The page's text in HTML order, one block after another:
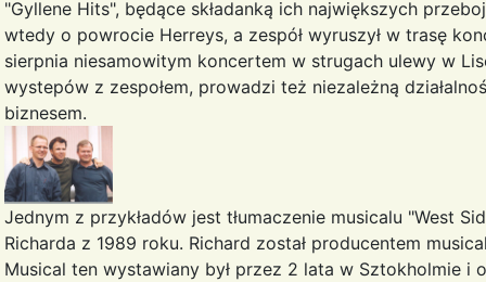
"Gyllene Hits", będące składanką ich największych
wtedy o powrocie Herreys, a zespół wyruszył w trasę
sierpnia niesamowitym koncertem w strugach ulewy w
wystepów z zespołem, prowadzi też niezależną
biznesem.
Jednym z przykładów jest tłumaczenie musicalu "West
Richarda z 1989 roku. Richard został producentem
Musical ten wystawiany był przez 2 lata w Sztokholmie i